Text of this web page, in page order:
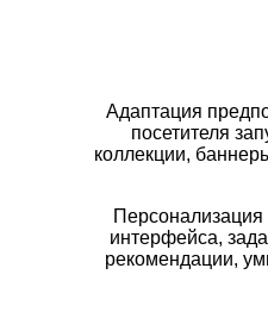
Адаптация
посетителя
коллекции,
интерфейса,
рекомендации,